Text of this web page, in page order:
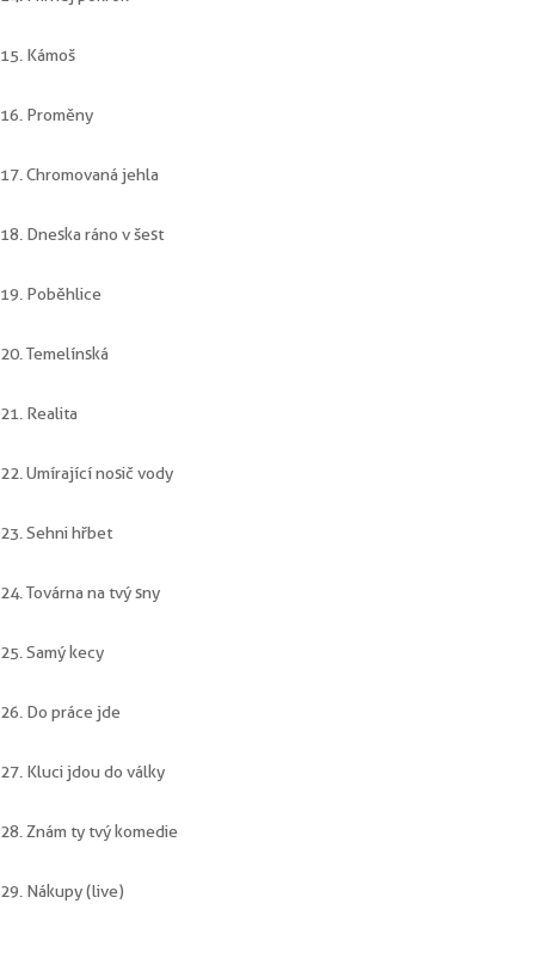
15. Kámoš
16. Proměny
17. Chromovaná jehla
18. Dneska ráno v šest
19. Poběhlice
20. Temelínská
21. Realita
22. Umírající nosič vody
23. Sehni hřbet
24. Továrna na tvý sny
25. Samý kecy
26. Do práce jde
27. Kluci jdou do války
28. Znám ty tvý komedie
29. Nákupy (live)